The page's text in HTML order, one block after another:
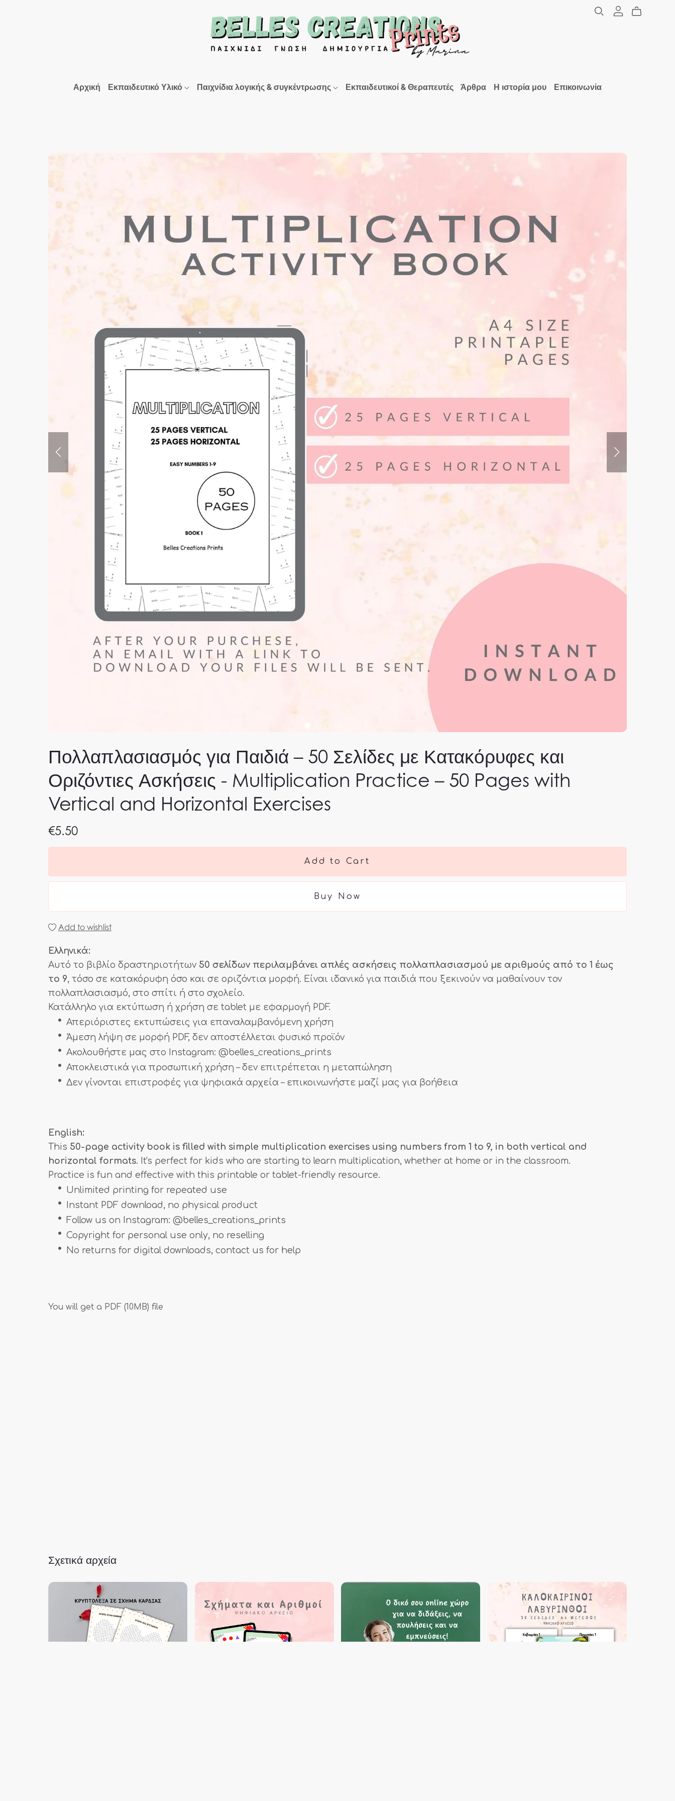
Αρχική Εκπαιδευτικό Υλικό Παιχνίδια λογικής & συγκέντρωσης Εκπαιδευτικοί & Θεραπευτές Άρθρα Η ιστορία μου Επικοινωνία
Πολλαπλασιασμός για Παιδιά – 50 Σελίδες με Κατακόρυφες και
Οριζόντιες Ασκήσεις - Multiplication Practice – 50 Pages with
Vertical and Horizontal Exercises
€5.50
Add to Cart
Buy Now
Add to wishlist
Ελληνικά:
Αυτό το βιβλίο δραστηριοτήτων 50 σελίδων περιλαμβάνει απλές ασκήσεις πολλαπλασιασμού με αριθμούς από το 1 έως
το 9, τόσο σε κατακόρυφη όσο και σε οριζόντια μορφή. Είναι ιδανικό για παιδιά που ξεκινούν να μαθαίνουν τον
πολλαπλασιασμό, στο σπίτι ή στο σχολείο.
Κατάλληλο για εκτύπωση ή χρήση σε tablet με εφαρμογή PDF.
Απεριόριστες εκτυπώσεις για επαναλαμβανόμενη χρήση
Άμεση λήψη σε μορφή PDF, δεν αποστέλλεται φυσικό προϊόν
Ακολουθήστε μας στο Instagram: @belles_creations_prints
Αποκλειστικά για προσωπική χρήση – δεν επιτρέπεται η μεταπώληση
Δεν γίνονται επιστροφές για ψηφιακά αρχεία – επικοινωνήστε μαζί μας για βοήθεια
English:
This 50-page activity book is filled with simple multiplication exercises using numbers from 1 to 9, in both vertical and
horizontal formats. It's perfect for kids who are starting to learn multiplication, whether at home or in the classroom.
Practice is fun and effective with this printable or tablet-friendly resource.
Unlimited printing for repeated use
Instant PDF download, no physical product
Follow us on Instagram: @belles_creations_prints
Copyright for personal use only, no reselling
No returns for digital downloads, contact us for help
You will get a PDF (10MB) file
Σχετικά αρχεία